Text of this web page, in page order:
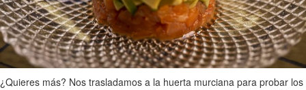
¿Quieres más? Nos trasladamos a la huerta murciana para probar los